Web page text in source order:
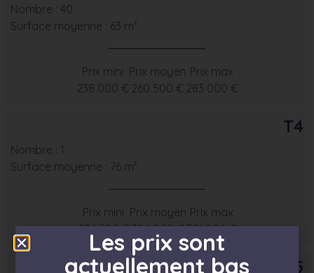
Nombre : 40
Surface moyenne : 63 m²
Prix mini
238 000 €
Prix moyen
260 500 €
Prix max
283 000 €
T4
Nombre : 1
Surface moyenne : 76 m²
Prix mini
286 500 €
Prix moyen
304 000 €
Prix max
321 000 €
T5
Les prix sont
actuellement bas